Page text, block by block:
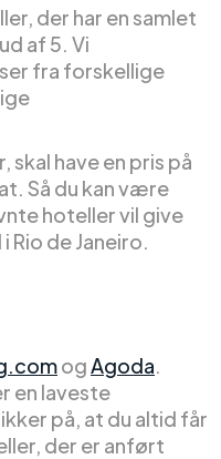
der har en samlet
af 5. Vi
fra forskellige
have en pris på
Så du kan være
hoteller vil give
de Janeiro.
ogAgoda.
en laveste
på, at du altid får
der er anført